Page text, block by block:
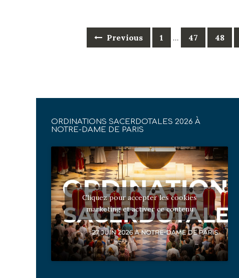
navigation
Previous 1 … 47 48
ORDINATIONS SACERDOTALES 2026 À
NOTRE-DAME DE PARIS
Cliquez pour accepter les cookies
marketing et activer ce contenu